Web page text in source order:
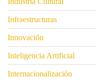
Infraestructuras
Innovación
Inteligencia Artificial
Internacionalización